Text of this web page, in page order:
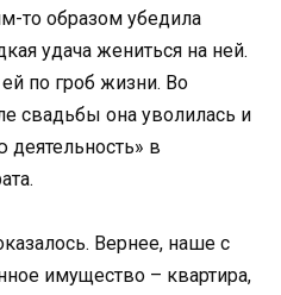
то образом убедила
удача жениться на ней.
по гроб жизни. Во
свадьбы она уволилась и
деятельность» в
Вернее, наше с
имущество – квартира,